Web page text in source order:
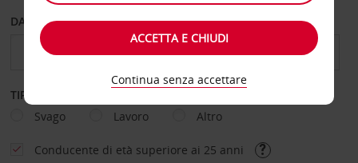
DAL GIORNO AL GIORNO
TIPOLOGIA DI NOLEGGIO
Svago
Lavoro Altro
Conducente di età superiore ai 25 anni
ACCETTA E CHIUDI
Continua senza accettare